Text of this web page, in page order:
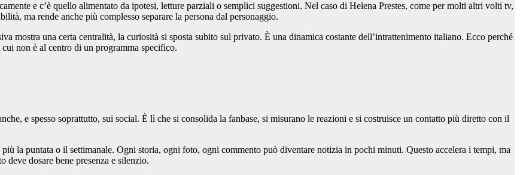
e c’è quello alimentato da ipotesi, letture parziali o semplici suggestioni. Nel caso di Helena Prestes, come per molti altri volti tv,
ma rende anche più complesso separare la persona dal personaggio.
mostra una certa centralità, la curiosità si sposta subito sul privato. È una dinamica costante dell’intrattenimento italiano. Ecco perché
non è al centro di un programma specifico.
e spesso soprattutto, sui social. È lì che si consolida la fanbase, si misurano le reazioni e si costruisce un contatto più diretto con il
la puntata o il settimanale. Ogni storia, ogni foto, ogni commento può diventare notizia in pochi minuti. Questo accelera i tempi, ma
dosare bene presenza e silenzio.